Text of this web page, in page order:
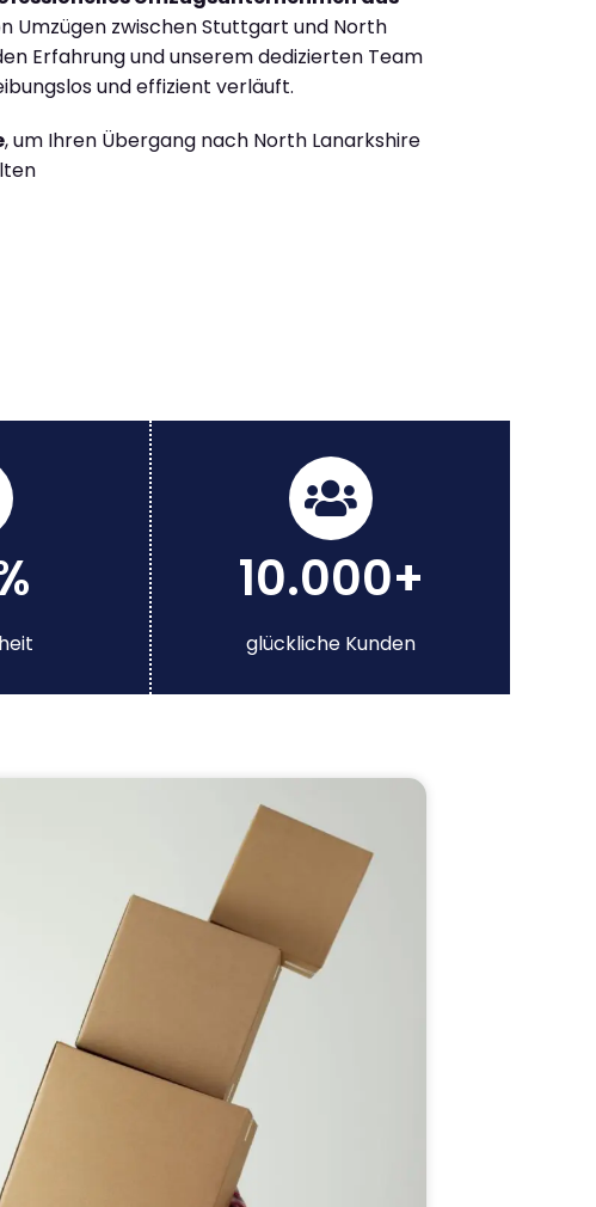
Umzügen zwischen Stuttgart und North
Erfahrung und unserem dedizierten Team
und effizient verläuft.
, um Ihren Übergang nach North Lanarkshire
10.000+
glückliche Kunden